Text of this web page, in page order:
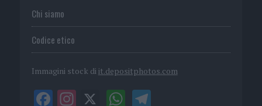
Chi siamo
Codice etico
Immagini stock di it.depositphotos.com